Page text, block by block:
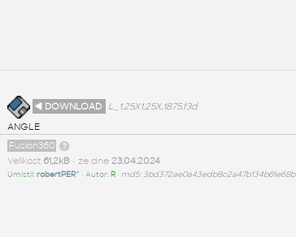
◄ DOWNLOAD
L_1.25X1.25X.1875.f3d
ANGLE
Fusion360
Velikost 61,2kB• ze dne 23.04.2024
Umístil:robertPER^ • Autor: R• md5: 3bd372ae0a43edb8c2a47b134b61e68b